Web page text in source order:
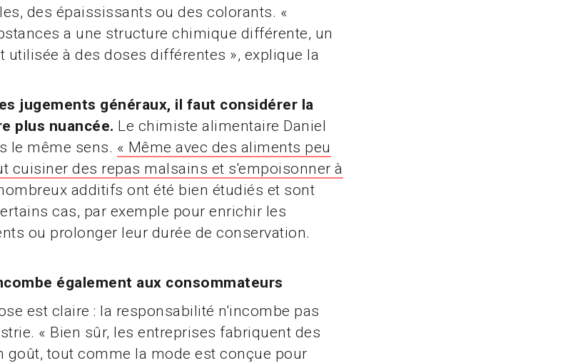
des épaississants ou des colorants. «
a une structure chimique différente, un
utilisée à des doses différentes », explique la
jugements généraux, il faut considérer la
plus nuancée. Le chimiste alimentaire Daniel
le même sens. « Même avec des aliments peu
cuisiner des repas malsains et s'empoisonner à
additifs ont été bien étudiés et sont
cas, par exemple pour enrichir les
ou prolonger leur durée de conservation.
également aux consommateurs
est claire : la responsabilité n'incombe pas
« Bien sûr, les entreprises fabriquent des
goût, tout comme la mode est conçue pour